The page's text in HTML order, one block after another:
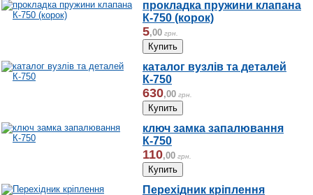
прокладка пружини клапана
К-750 (корок)
5,00 грн.
каталог вузлів та деталей
К-750
630,00 грн.
ключ замка запалювання
К-750
110,00 грн.
Перехідник кріплення